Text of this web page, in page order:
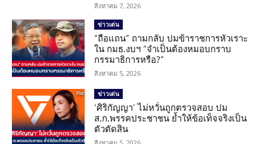
สิงหาคม 7, 2026
ข่าวเด่น
“ถือแถน” ถามกลับ ปมข้าราชการหัวเราะ
ใน กมธ.งบฯ “จำเป็นต้องหมอบกราบ
กรรมาธิการหรือ?”
สิงหาคม 5, 2026
ข่าวเด่น
‘ศิริกัญญา’ ไม่หวั่นถูกตรวจสอบ ปม
ส.ก.พรรคประชาชน ย้ำให้ข้อเท็จจริงเป็น
ตัวตัดสิน